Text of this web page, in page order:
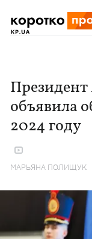
объявила
2024 году
МАРЬЯНА ПОЛИЩУК